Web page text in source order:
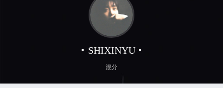
SHIXINYU
混分